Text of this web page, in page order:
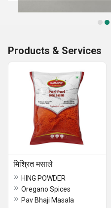
Products & Services
मिश्रित मसाले
HING POWDER
Oregano Spices
Pav Bhaji Masala